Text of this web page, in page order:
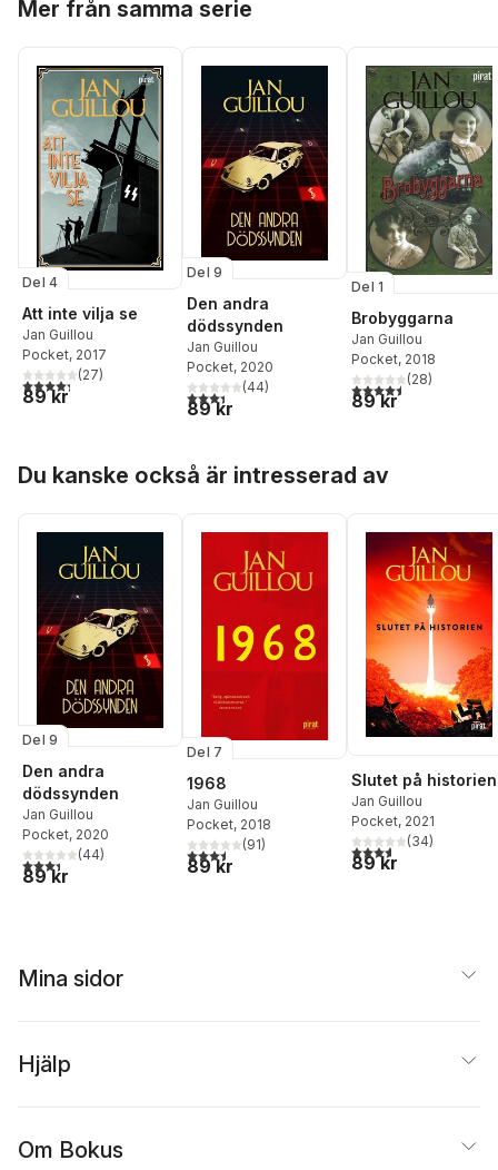
Mer från samma serie
Del 4
Att inte vilja se
Jan Guillou
Pocket, 2017
4,3utav 5 stjärnor. Totalt antal röster:
(27)
89 kr
Del 9
Den andra
dödssynden
Jan Guillou
Pocket, 2020
3,4utav 5 stjärnor. Totalt antal röster:
(44)
89 kr
Del 1
Brobyggarna
Jan Guillou
Pocket, 2018
4,5utav 5 stjärnor.
(28)
89 kr
Du kanske också är intresserad av
Del 9
Den andra
dödssynden
Jan Guillou
Pocket, 2020
3,4utav 5 stjärnor. Totalt antal röster:
(44)
89 kr
Del 7
1968
Jan Guillou
Pocket, 2018
3,5utav 5 stjärnor. Totalt antal röster:
(91)
89 kr
Slutet på historien
Jan Guillou
Pocket, 2021
3,6utav 5 stjärnor.
(34)
89 kr
Mina sidor
Hjälp
Om Bokus